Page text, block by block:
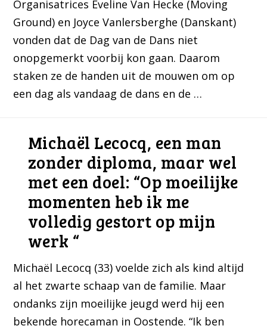
Organisatrices Eveline Van Hecke (Moving
Ground) en Joyce Vanlersberghe (Danskant)
vonden dat de Dag van de Dans niet
onopgemerkt voorbij kon gaan. Daarom
staken ze de handen uit de mouwen om op
een dag als vandaag de dans en de …
Michaël Lecocq, een man
zonder diploma, maar wel
met een doel: “Op moeilijke
momenten heb ik me
volledig gestort op mijn
werk “
Michaël Lecocq (33) voelde zich als kind altijd
al het zwarte schaap van de familie. Maar
ondanks zijn moeilijke jeugd werd hij een
bekende horecaman in Oostende. “Ik ben